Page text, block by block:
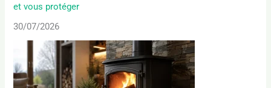
et vous protéger
30/07/2026